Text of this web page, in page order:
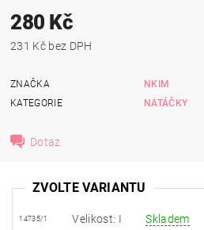
280 Kč
231 Kč bez DPH
ZNAČKA
NKIM
KATEGORIE
NATÁČKY
Dotaz
ZVOLTE VARIANTU
14735/1 Velikost: I Skladem